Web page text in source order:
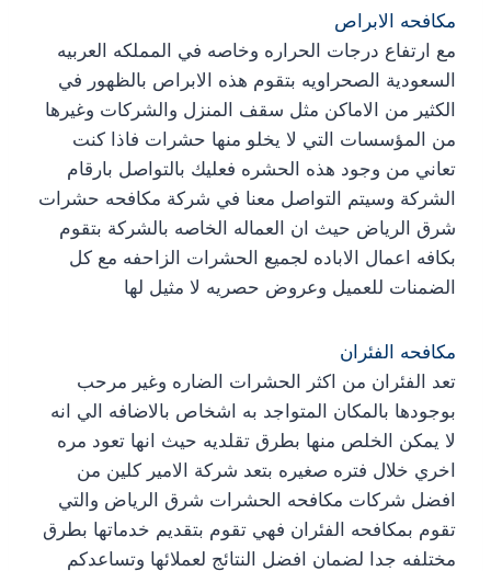
مكافحه الابراص
مع ارتفاع درجات الحراره وخاصه في المملكه العربيه
السعودية الصحراويه بتقوم هذه الابراص بالظهور في
الكثير من الاماكن مثل سقف المنزل والشركات وغيرها
من المؤسسات التي لا يخلو منها حشرات فاذا كنت
تعاني من وجود هذه الحشره فعليك بالتواصل بارقام
الشركة وسيتم التواصل معنا في شركة مكافحه حشرات
شرق الرياض حيث ان العماله الخاصه بالشركة بتقوم
بكافه اعمال الاباده لجميع الحشرات الزاحفه مع كل
الضمنات للعميل وعروض حصريه لا مثيل لها
مكافحه الفئران
تعد الفئران من اكثر الحشرات الضاره وغير مرحب
بوجودها بالمكان المتواجد به اشخاص بالاضافه الي انه
لا يمكن الخلص منها بطرق تقلديه حيث انها تعود مره
اخري خلال فتره صغيره بتعد شركة الامير كلين من
افضل شركات مكافحه الحشرات شرق الرياض والتي
تقوم بمكافحه الفئران فهي تقوم بتقديم خدماتها بطرق
مختلفه جدا لضمان افضل النتائج لعملائها وتساعدكم